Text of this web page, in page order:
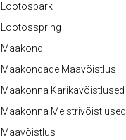
Lootospark
Lootosspring
Maakond
Maakondade Maavõistlus
Maakonna Karikavõistlused
Maakonna Meistrivõistlused
Maavõistlus